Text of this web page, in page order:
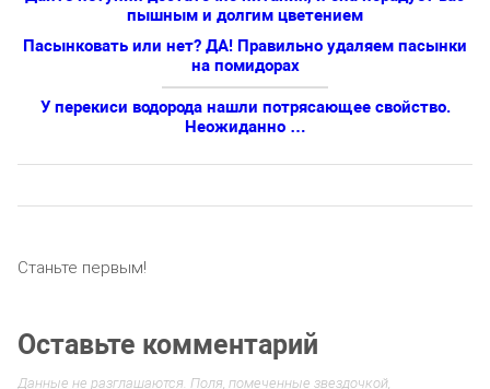
пышным и долгим цветением
Пасынковать или нет? ДА! Правильно удаляем пасынки
на помидорах
У перекиси водорода нашли потрясающее свойство.
Неожиданно …
Станьте первым!
Оставьте комментарий
Данные не разглашаются. Поля, помеченные звездочкой,